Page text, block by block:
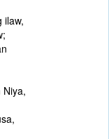
ilaw,